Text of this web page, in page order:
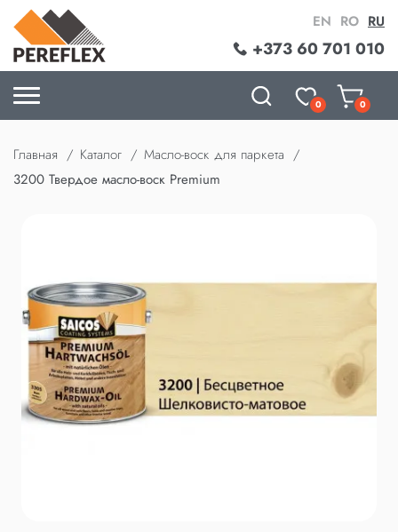
+373 60 701 010
EN RO RU
0 0
Главная Каталог
Масло-воск для паркета
3200 Твердое масло-воск Premium